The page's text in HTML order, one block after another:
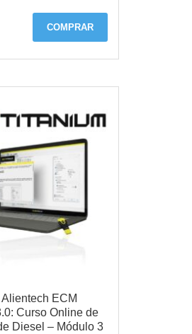
COMPRAR
ECM
Curso Online de
Diesel – Módulo 3